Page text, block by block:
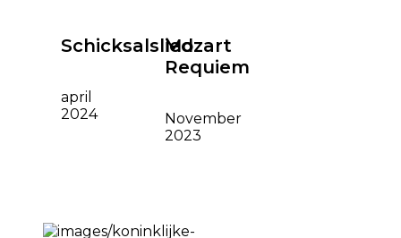
Schicksalslied
april
2024
Mozart
Requiem
November
2023